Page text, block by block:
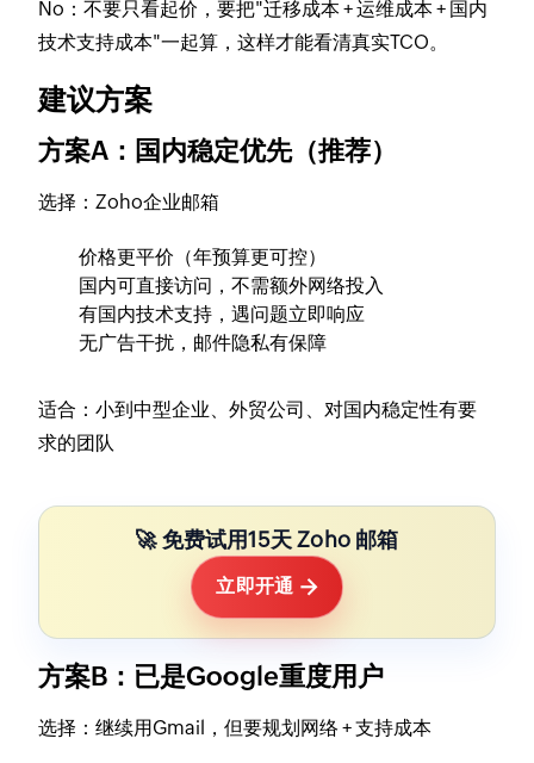
No ：不要只看起价，要把"迁移成本 + 运维成本 + 国内
技术支持成本"一起算，这样才能看清真实TCO。
建议方案
方案A：国内稳定优先（推荐）
选择：Zoho企业邮箱
价格更平价（年预算更可控）
国内可直接访问，不需额外网络投入
有国内技术支持，遇问题立即响应
无广告干扰，邮件隐私有保障
适合 ：小到中型企业、外贸公司、对国内稳定性有要
求的团队
🚀 免费试用15天 Zoho 邮箱
立即开通 →
方案B：已是Google重度用户
选择：继续用Gmail，但要规划网络 + 支持成本